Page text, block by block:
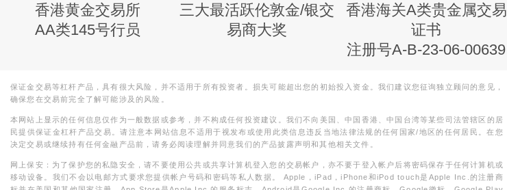
香港黄金交易所
AA类145号行员
三大最活跃伦敦金/银交
易商大奖
香港海关A类贵金属交易
证书
注册号A-B-23-06-00639
保证金交易等杠杆产品，具有很大风险，并不适用于所有投资者。损失可能超出您的初始投入资金。我们建议您征询独立顾问的意见，
确保您在交易前完全了解可能涉及的风险。
本网站上显示的任何信息仅作为一般数据或参考，并不构成任何投资建议。我们不向美国、中国香港、中国台湾等某些司法管辖区的居
民提供保证金杠杆产品交易。请注意本网站信息不适用于视发布或使用此类信息违反当地法律法规的任何国家/地区的任何居民。在您
决定交易或继续持有任何金融产品前，请务必阅读理解并同意我们的产品披露声明和其他相关文件。
网上保安：为了保护您的私隐安全，请不要使用公共或共享计算机登入您的交易帐户，亦不要于登入帐户后将密码保存于任何计算机或
移动设备。我们不会以电邮方式要求您提供帐户号码和密码等私人数据。 Apple，iPad，iPhone和iPod touch是Apple Inc.的注册商